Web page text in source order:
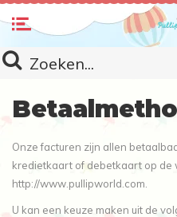
Onze facturen zijn allen
kredietkaart of debetkaart op de
http://www.pullipworld.com.
U kan een keuze maken uit de